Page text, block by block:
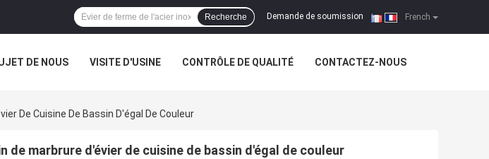
French
Demande de soumission |
Recherche
DE NOUS VISITE D'USINE CONTRÔLE DE QUALITÉ CONTACTEZ-NOUS
De Cuisine De Bassin D'égal De Couleur
de marbrure d'évier de cuisine de bassin d'égal de couleur